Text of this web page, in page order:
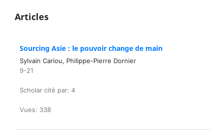
Articles
Sourcing Asie : le pouvoir change de main
Sylvain Cariou, Philippe-Pierre Dornier
9-21
Scholar cité par: 4
Vues: 338